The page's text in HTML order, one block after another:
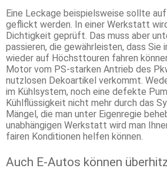
Eine Leckage beispielsweise sollte
geflickt werden. In einer Werkstatt
Dichtigkeit geprüft. Das muss aber
passieren, die gewährleisten, dass Sie
wieder auf Höchsttouren fahren
Motor vom PS-starken Antrieb des
nutzlosen Dekoartikel verkommt.
im Kühlsystem, noch eine defekte
Kühlflüssigkeit nicht mehr durch das
Mängel, die man unter Eigenregie
unabhängigen Werkstatt wird man
fairen Konditionen helfen können.
Auch E-Autos können